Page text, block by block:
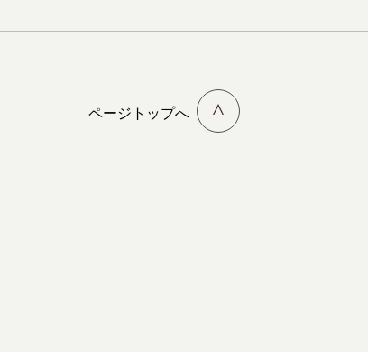
ページトップへ